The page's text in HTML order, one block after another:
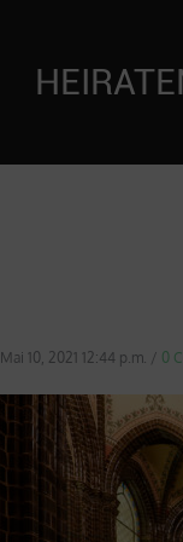
Mai 10, 2021 12:44 p.m. / 0